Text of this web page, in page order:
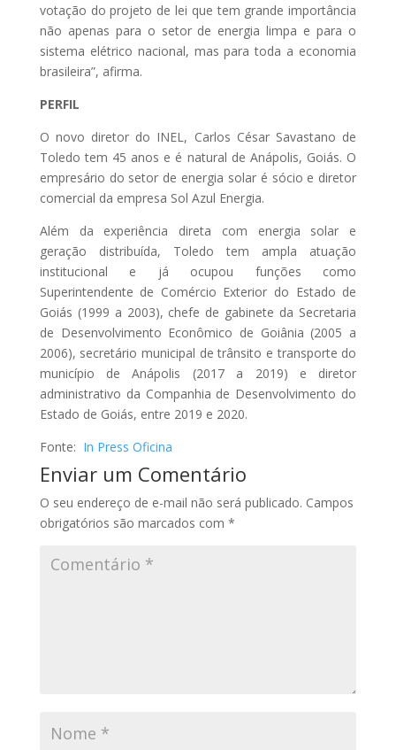
votação do projeto de lei que tem grande importância
não apenas para o setor de energia limpa e para o
sistema elétrico nacional, mas para toda a economia
brasileira”, afirma.
PERFIL
O novo diretor do INEL, Carlos César Savastano de
Toledo tem 45 anos e é natural de Anápolis, Goiás. O
empresário do setor de energia solar é sócio e diretor
comercial da empresa Sol Azul Energia.
Além da experiência direta com energia solar e
geração distribuída, Toledo tem ampla atuação
institucional e já ocupou funções como
Superintendente de Comércio Exterior do Estado de
Goiás (1999 a 2003), chefe de gabinete da Secretaria
de Desenvolvimento Econômico de Goiânia (2005 a
2006), secretário municipal de trânsito e transporte do
município de Anápolis (2017 a 2019) e diretor
administrativo da Companhia de Desenvolvimento do
Estado de Goiás, entre 2019 e 2020.
Fonte: In Press Oficina
Enviar um Comentário
O seu endereço de e-mail não será publicado. Campos
obrigatórios são marcados com *